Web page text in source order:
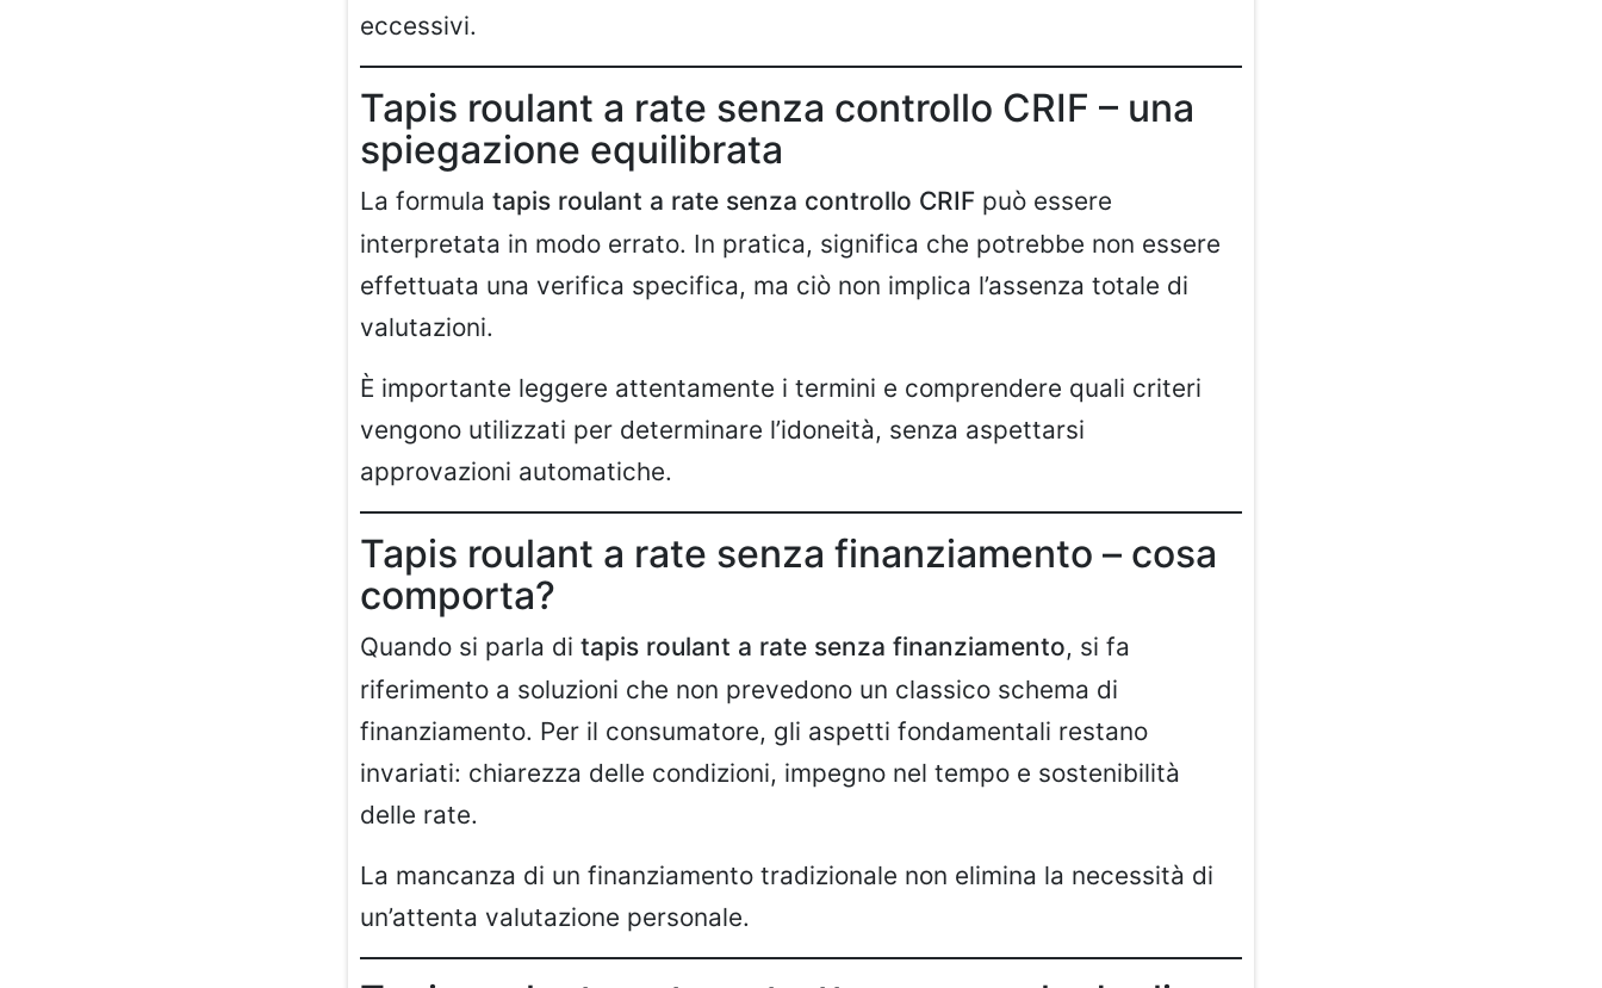
eccessivi.
Tapis roulant a rate senza controllo CRIF – una
spiegazione equilibrata
La formula tapis roulant a rate senza controllo CRIF può essere
interpretata in modo errato. In pratica, significa che potrebbe non essere
effettuata una verifica specifica, ma ciò non implica l’assenza totale di
valutazioni.
È importante leggere attentamente i termini e comprendere quali criteri
vengono utilizzati per determinare l’idoneità, senza aspettarsi
approvazioni automatiche.
Tapis roulant a rate senza finanziamento – cosa
comporta?
Quando si parla di tapis roulant a rate senza finanziamento, si fa
riferimento a soluzioni che non prevedono un classico schema di
finanziamento. Per il consumatore, gli aspetti fondamentali restano
invariati: chiarezza delle condizioni, impegno nel tempo e sostenibilità
delle rate.
La mancanza di un finanziamento tradizionale non elimina la necessità di
un’attenta valutazione personale.